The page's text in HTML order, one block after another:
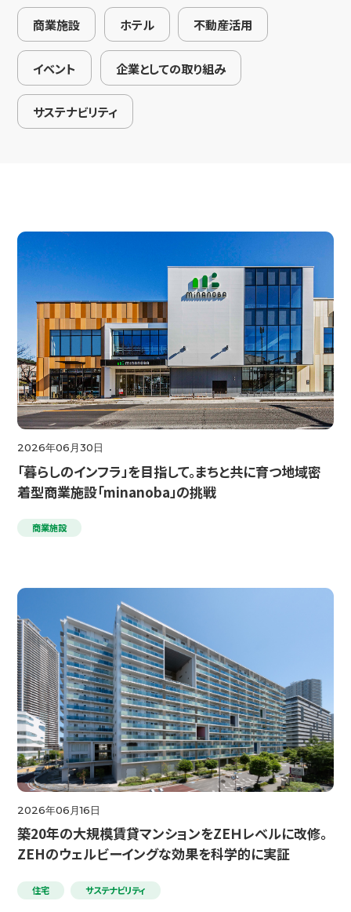
採用情報
お問い合わせ
商業施設 ホテル 不動産活用
イベント 企業としての取り組み
サステナビリティ
2026年06月30日
「暮らしのインフラ」を目指して。まちと共に育つ地域密
着型商業施設「minanoba」の挑戦
商業施設
2026年06月16日
築20年の大規模賃貸マンションをZEＨレベルに改修。
ZEHのウェルビーイングな効果を科学的に実証
住宅 サステナビリティ